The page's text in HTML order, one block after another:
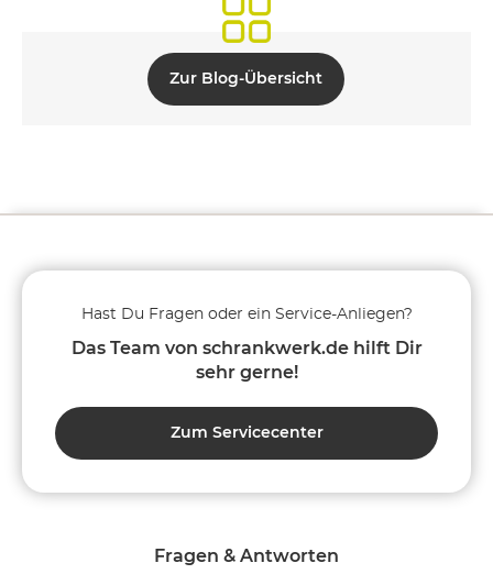
Zur Blog-Übersicht
Fragen & Antworten
Hast Du Fragen oder ein Service-Anliegen?
Das Team von schrankwerk.de hilft Dir
sehr gerne!
Zum Servicecenter